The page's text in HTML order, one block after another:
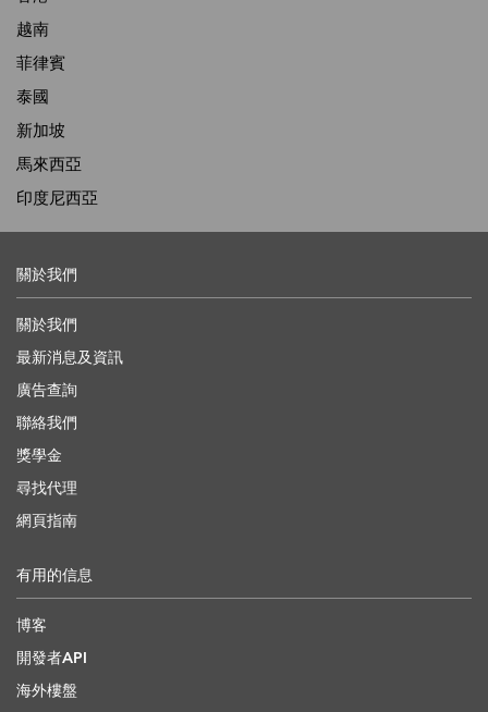
越南
菲律賓
泰國
新加坡
馬來西亞
印度尼西亞
關於我們
關於我們
最新消息及資訊
廣告查詢
聯絡我們
獎學金
尋找代理
網頁指南
有用的信息
博客
開發者API
海外樓盤